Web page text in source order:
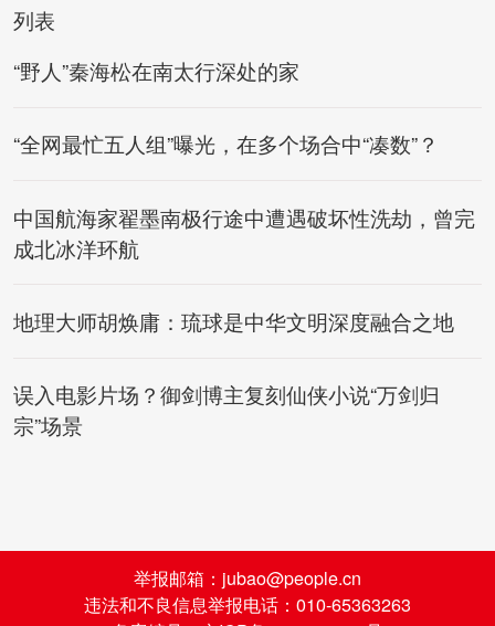
列表
“野人”秦海松在南太行深处的家
“全网最忙五人组”曝光，在多个场合中“凑数”？
中国航海家翟墨南极行途中遭遇破坏性洗劫，曾完
成北冰洋环航
地理大师胡焕庸：琉球是中华文明深度融合之地
误入电影片场？御剑博主复刻仙侠小说“万剑归
宗”场景
举报邮箱：jubao@people.cn
违法和不良信息举报电话：010-65363263